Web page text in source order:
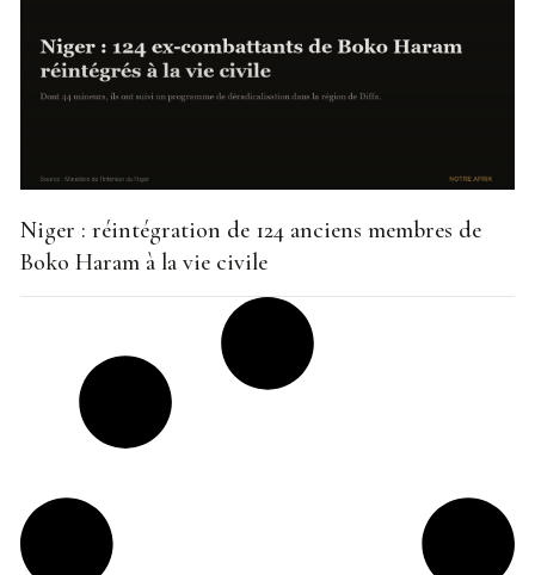
Niger : réintégration de 124 anciens membres de
Boko Haram à la vie civile